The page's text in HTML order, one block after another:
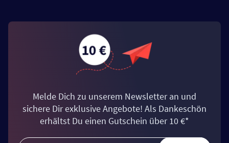
Melde Dich zu unserem Newsletter an und
sichere Dir exklusive Angebote! Als Dankeschön
erhältst Du einen Gutschein über 10 €*